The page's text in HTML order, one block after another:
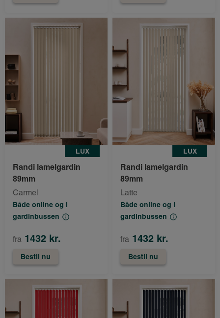
LUX
Randi lamelgardin
89mm
Carmel
Både online og i
gardinbussen
fra 1432 kr.
Bestil nu
LUX
Randi lamelgardin
89mm
Latte
Både online og i
gardinbussen
fra 1432 kr.
Bestil nu